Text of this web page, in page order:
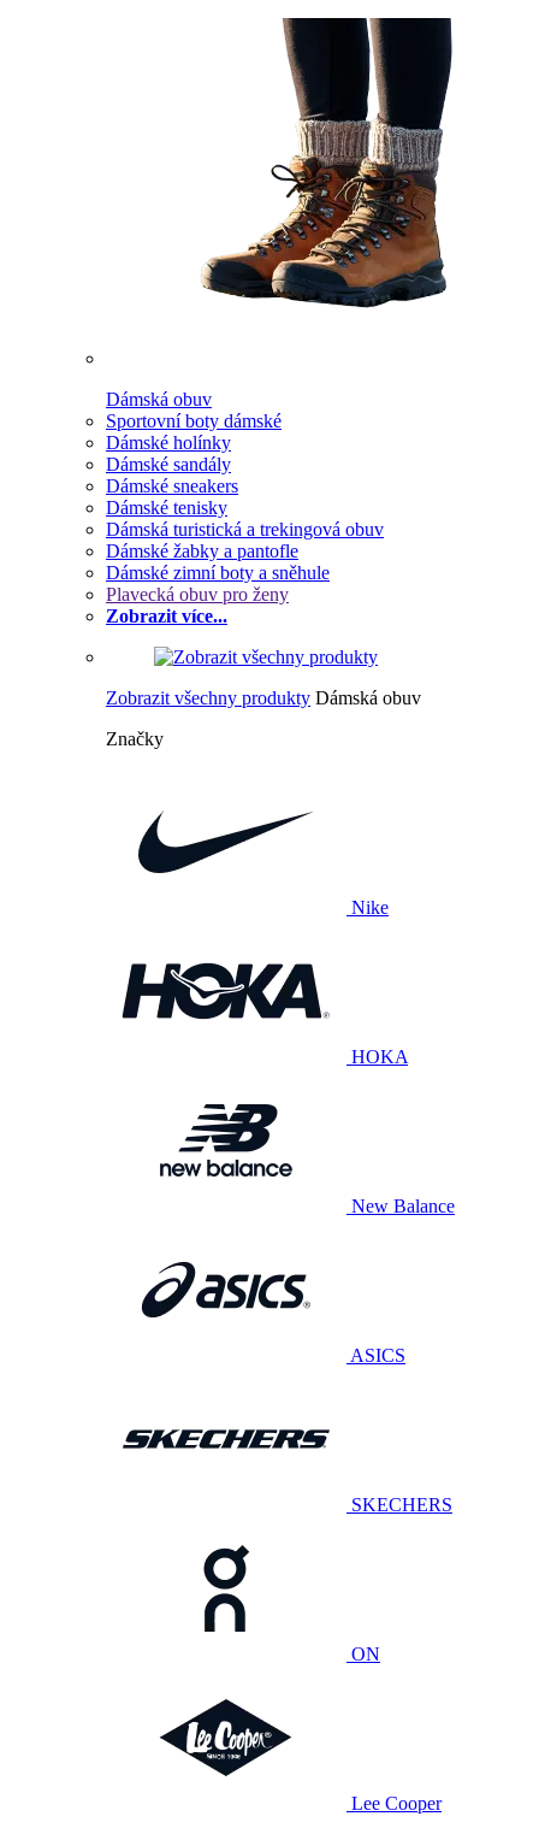
Dámská obuv
Sportovní boty dámské
Dámské holínky
Dámské sandály
Dámské sneakers
Dámské tenisky
Dámská turistická a trekingová obuv
Dámské žabky a pantofle
Dámské zimní boty a sněhule
Plavecká obuv pro ženy
Zobrazit více...
Zobrazit všechny produkty Dámská obuv
Značky
Nike
HOKA
New Balance
ASICS
SKECHERS
ON
Lee Cooper